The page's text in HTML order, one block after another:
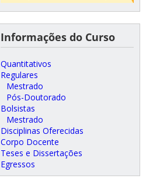
Informações do Curso
Quantitativos
Regulares
Mestrado
Pós-Doutorado
Bolsistas
Mestrado
Disciplinas Oferecidas
Corpo Docente
Teses e Dissertações
Egressos